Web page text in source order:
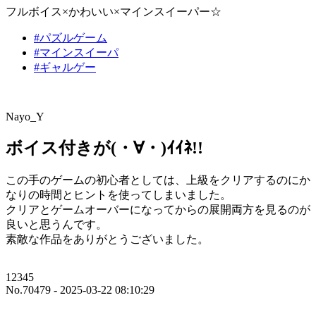
フルボイス×かわいい×マインスイーパー☆
#パズルゲーム
#マインスイーパ
#ギャルゲー
Nayo_Y
ボイス付きが(・∀・)ｲｲﾈ!!
この手のゲームの初心者としては、上級をクリアするのにか
なりの時間とヒントを使ってしまいました。
クリアとゲームオーバーになってからの展開両方を見るのが
良いと思うんです。
素敵な作品をありがとうございました。
12345
No.70479 - 2025-03-22 08:10:29